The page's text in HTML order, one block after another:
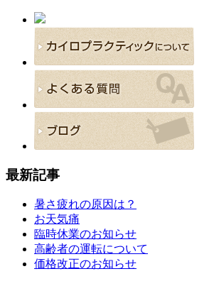
最新記事
暑さ疲れの原因は？
お天気痛
臨時休業のお知らせ
高齢者の運転について
価格改正のお知らせ